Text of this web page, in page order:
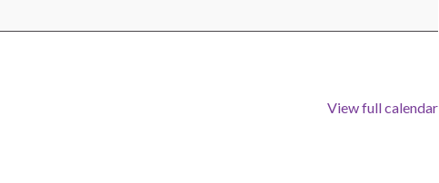
View full calendar